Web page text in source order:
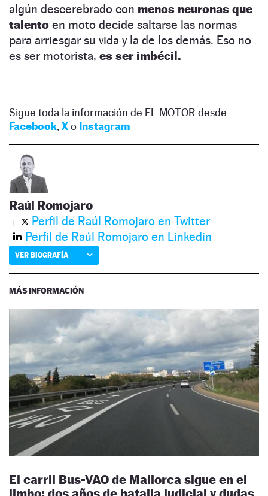
algún descerebrado con menos neuronas que
talento en moto decide saltarse las normas
para arriesgar su vida y la de los demás. Eso no
es ser motorista, es ser imbécil.
Sigue toda la información de EL MOTOR desde
Facebook, Xo Instagram
Raúl Romojaro
Perfil de Raúl Romojaro en Twitter
Perfil de Raúl Romojaro en Linkedin
VER BIOGRAFÍA
MÁS INFORMACIÓN
El carril Bus-VAO de Mallorca sigue en el